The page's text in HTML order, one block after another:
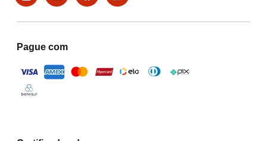
Pague com